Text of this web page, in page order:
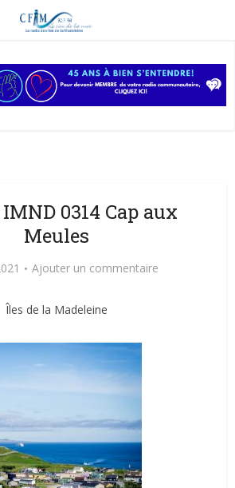
IMND 0314 Cap aux
Meules
Ajouter un commentaire
Îles de la Madeleine